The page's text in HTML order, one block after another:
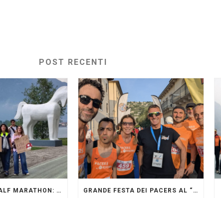
POST RECENTI
LAGO D’ISEO HALF MARATHON: ORIGINALI PRESENTI GRANDE FESTA DEI PACERS AL “GARDA LAKE RUNNING FESTIVAL”